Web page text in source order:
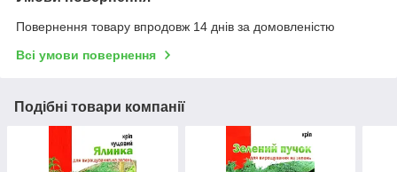
Повернення товару впродовж 14 днів за домовленістю
Всі умови повернення
Подібні товари компанії